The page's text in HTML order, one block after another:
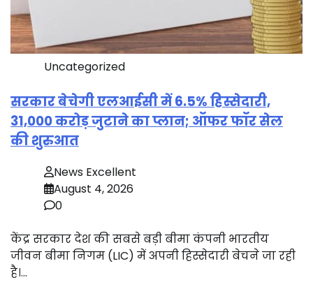
Uncategorized
सरकार बेचेगी एलआईसी में 6.5% हिस्सेदारी,
31,000 करोड़ जुटाने का प्लान; ऑफर फॉर सेल
की शुरुआत
News Excellent
August 4, 2026
0
केंद्र सरकार देश की सबसे बड़ी बीमा कंपनी भारतीय
जीवन बीमा निगम (LIC) में अपनी हिस्सेदारी बेचने जा रही
है।…